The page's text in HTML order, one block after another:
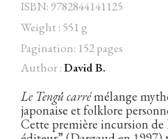
Facebook Instagram
ISBN: 9782844141125
Weight : 551 g
Pagination: 152 pages
Author :David B.
Le Tengû carrémélange
japonaise et folklore
Cette première incursion de